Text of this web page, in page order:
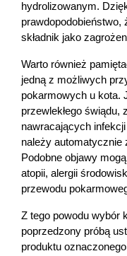
hydrolizowanym.
prawdopodobieństwo,
składnik jako
Warto również
jedną z możliwych
pokarmowych u kota.
przewlekłego świądu,
nawracających
należy automatycznie
Podobne objawy
atopii, alergii
przewodu
Z tego powodu wybór
poprzedzony próbą
produktu